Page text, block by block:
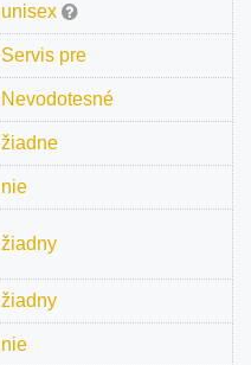
unisex
Servis pre
Nevodotesné
žiadne
nie
žiadny
žiadny
nie